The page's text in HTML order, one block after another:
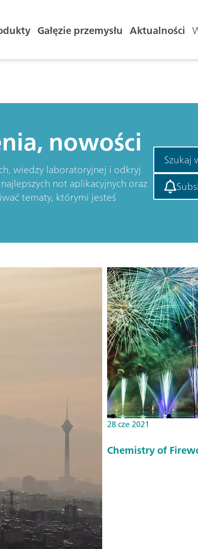
Gałęzie przemysłu Aktualności
nowości
wiedzy laboratoryjnej i odkryj
not aplikacyjnych oraz
tematy, którymi jesteś
Szukaj
28 cze 2021
Chemistry of